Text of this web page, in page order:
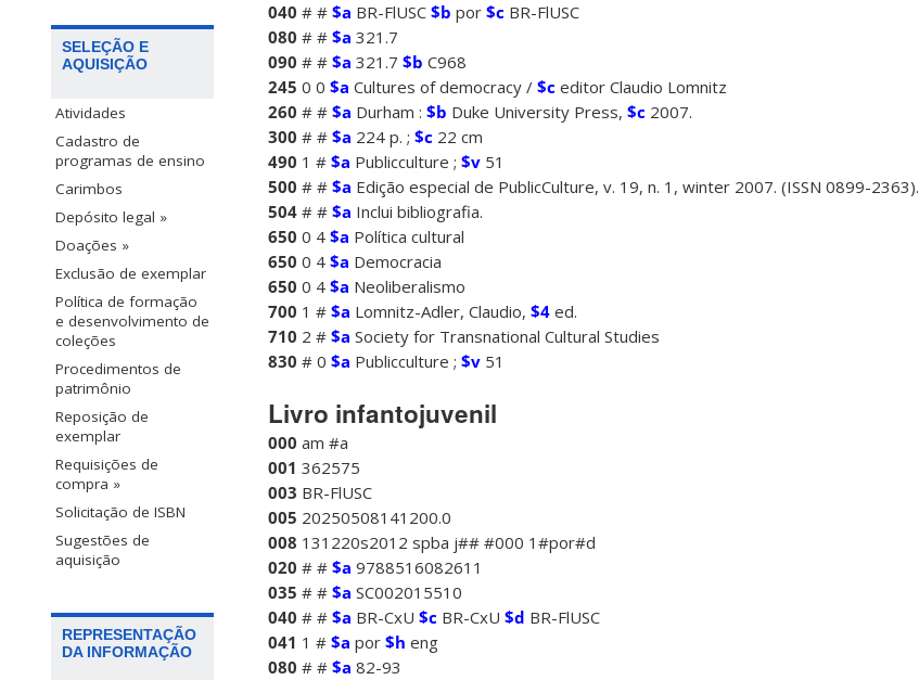
SELEÇÃO E
AQUISIÇÃO
Atividades
Cadastro de
programas de ensino
Carimbos
Depósito legal »
Doações »
Exclusão de exemplar
Política de formação
e desenvolvimento de
coleções
Procedimentos de
patrimônio
Reposição de
exemplar
Requisições de
compra »
Solicitação de ISBN
Sugestões de
aquisição
REPRESENTAÇÃO
DA INFORMAÇÃO
040 # # $a BR-FlUSC $b por $c BR-FlUSC
080 # # $a 321.7
090 # # $a 321.7 $b C968
245 0 0 $a Cultures of democracy / $c editor Claudio Lomnitz
260 # # $a Durham : $b Duke University Press, $c 2007.
300 # # $a 224 p. ; $c 22 cm
490 1 # $a Publicculture ; $v 51
500 # # $a Edição especial de PublicCulture, v. 19, n. 1, winter 2007. (ISSN 0899-2363).
504 # # $a Inclui bibliografia.
650 0 4 $a Política cultural
650 0 4 $a Democracia
650 0 4 $a Neoliberalismo
700 1 # $a Lomnitz-Adler, Claudio, $4 ed.
710 2 # $a Society for Transnational Cultural Studies
830 # 0 $a Publicculture ; $v 51
Livro infantojuvenil
000 am #a
001 362575
003 BR-FlUSC
005 20250508141200.0
008 131220s2012 spba j## #000 1#por#d
020 # # $a 9788516082611
035 # # $a SC002015510
040 # # $a BR-CxU $c BR-CxU $d BR-FlUSC
041 1 # $a por $h eng
080 # # $a 82-93